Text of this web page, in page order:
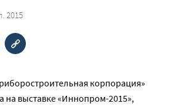
2015
корпорация»
на выставке «Иннопром-2015»,